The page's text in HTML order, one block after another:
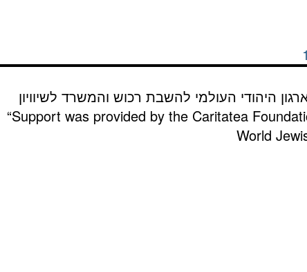
היהודי העולמי להשבת רכוש והמשרד לשיוויון
“Support was provided by the Caritatea
World